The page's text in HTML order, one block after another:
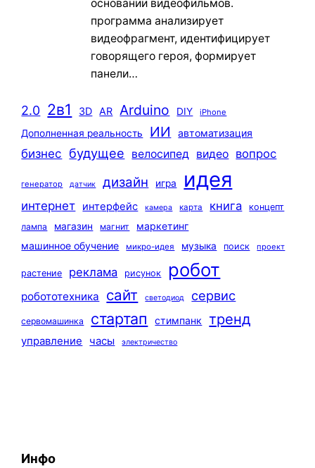
основании видеофильмов.
программа анализирует
видеофрагмент, идентифицирует
говорящего героя, формирует
панели…
2.0 2в1 3D AR Arduino DIY iPhone
Дополненная реальность ИИ автоматизация
бизнес будущее велосипед видео вопрос
генератор датчик дизайн игра идея
интернет интерфейс камера карта книга
концепт
лампа
магазин магнит
маркетинг
машинное обучение
микро-идея музыка поиск проект
растение реклама рисунок робот
робототехника сайт светодиод сервис
сервомашинка стартап стимпанк тренд
управление часы электричество
Инфо